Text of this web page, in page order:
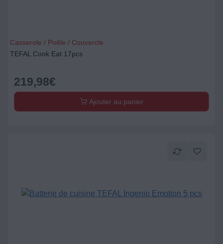
Casserole / Poêle / Couvercle
TEFAL Cook Eat 17pcs
219,98€
Ajouter au panier